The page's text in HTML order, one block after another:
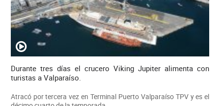
Durante tres días el crucero Viking Jupiter alimenta con
turistas a Valparaíso.
Atracó por tercera vez en Terminal Puerto Valparaíso TPV y es el